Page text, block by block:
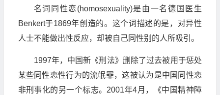
名词同性恋(homosexuality)是由一名德国医生
Benkert于1869年创造的。这个词描述的是，对异性
人士不能做出性反应，却被自己同性别的人所吸引。
1997年，中国新《刑法》删除了过去被用于惩处
某些同性恋性行为的流氓罪，这被认为是中国同性恋
非刑事化的另一个标志。2001年4月，《中国精神障